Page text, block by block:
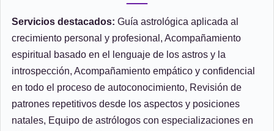
Servicios destacados: Guía astrológica aplicada al
crecimiento personal y profesional, Acompañamiento
espiritual basado en el lenguaje de los astros y la
introspección, Acompañamiento empático y confidencial
en todo el proceso de autoconocimiento, Revisión de
patrones repetitivos desde los aspectos y posiciones
natales, Equipo de astrólogos con especializaciones en